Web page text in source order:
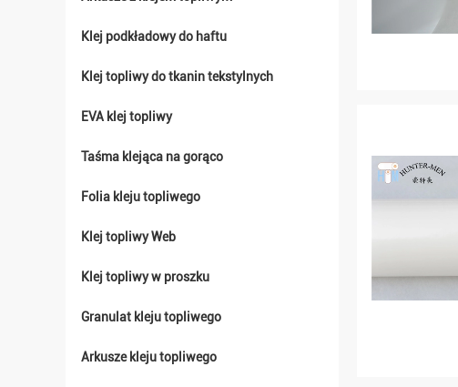
Klej podkładowy do haftu
Klej topliwy do tkanin tekstylnych
EVA klej topliwy
Taśma klejąca na gorąco
Folia kleju topliwego
Klej topliwy Web
Klej topliwy w proszku
Granulat kleju topliwego
Arkusze kleju topliwego